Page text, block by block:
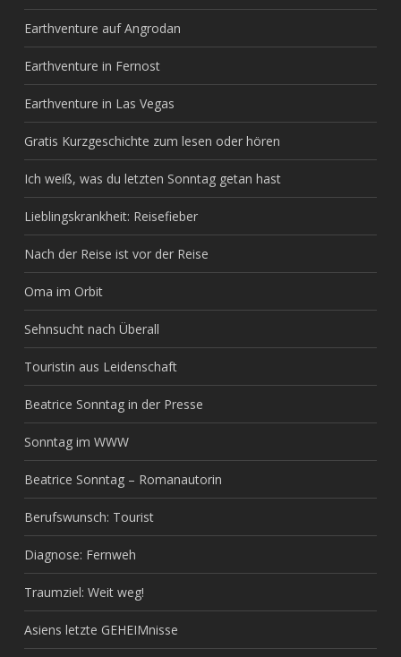
Earthventure auf Angrodan
Earthventure in Fernost
Earthventure in Las Vegas
Gratis Kurzgeschichte zum lesen oder hören
Ich weiß, was du letzten Sonntag getan hast
Lieblingskrankheit: Reisefieber
Nach der Reise ist vor der Reise
Oma im Orbit
Sehnsucht nach Überall
Touristin aus Leidenschaft
Beatrice Sonntag in der Presse
Sonntag im WWW
Beatrice Sonntag – Romanautorin
Berufswunsch: Tourist
Diagnose: Fernweh
Traumziel: Weit weg!
Asiens letzte GEHEIMnisse